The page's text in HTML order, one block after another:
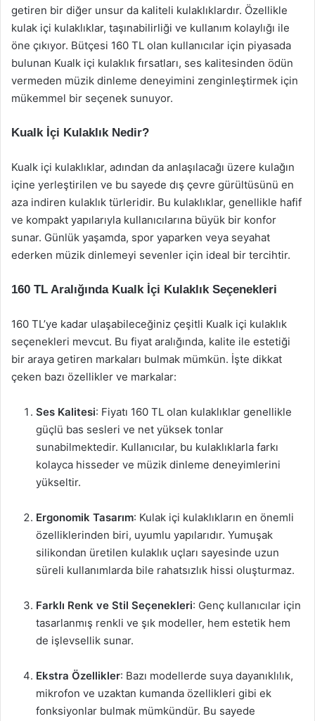
getiren bir diğer unsur da kaliteli kulaklıklardır. Özellikle
kulak içi kulaklıklar, taşınabilirliği ve kullanım kolaylığı ile
öne çıkıyor. Bütçesi 160 TL olan kullanıcılar için piyasada
bulunan Kualk içi kulaklık fırsatları, ses kalitesinden ödün
vermeden müzik dinleme deneyimini zenginleştirmek için
mükemmel bir seçenek sunuyor.
Kualk İçi Kulaklık Nedir?
Kualk içi kulaklıklar, adından da anlaşılacağı üzere kulağın
içine yerleştirilen ve bu sayede dış çevre gürültüsünü en
aza indiren kulaklık türleridir. Bu kulaklıklar, genellikle hafif
ve kompakt yapılarıyla kullanıcılarına büyük bir konfor
sunar. Günlük yaşamda, spor yaparken veya seyahat
ederken müzik dinlemeyi sevenler için ideal bir tercihtir.
160 TL Aralığında Kualk İçi Kulaklık Seçenekleri
160 TL’ye kadar ulaşabileceğiniz çeşitli Kualk içi kulaklık
seçenekleri mevcut. Bu fiyat aralığında, kalite ile estetiği
bir araya getiren markaları bulmak mümkün. İşte dikkat
çeken bazı özellikler ve markalar:
Ses Kalitesi: Fiyatı 160 TL olan kulaklıklar genellikle
güçlü bas sesleri ve net yüksek tonlar
sunabilmektedir. Kullanıcılar, bu kulaklıklarla farkı
kolayca hisseder ve müzik dinleme deneyimlerini
yükseltir.
Ergonomik Tasarım: Kulak içi kulaklıkların en önemli
özelliklerinden biri, uyumlu yapılarıdır. Yumuşak
silikondan üretilen kulaklık uçları sayesinde uzun
süreli kullanımlarda bile rahatsızlık hissi oluşturmaz.
Farklı Renk ve Stil Seçenekleri: Genç kullanıcılar için
tasarlanmış renkli ve şık modeller, hem estetik hem
de işlevsellik sunar.
Ekstra Özellikler: Bazı modellerde suya dayanıklılık,
mikrofon ve uzaktan kumanda özellikleri gibi ek
fonksiyonlar bulmak mümkündür. Bu sayede